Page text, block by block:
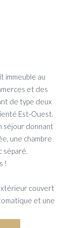
immeuble au
et des
de type deux
Est-Ouest.
séjour donnant
une chambre
séparé.
!
couvert
et une